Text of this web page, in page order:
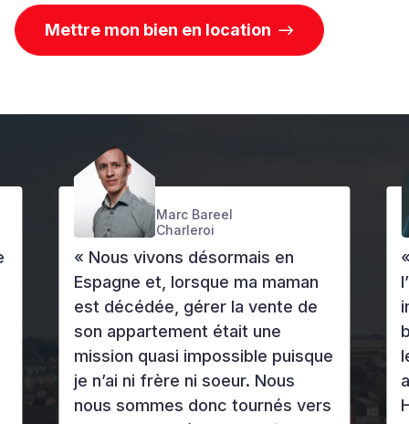
Mettre mon bien en location
Pierre Meurens
Charleroi
« Nous souhaitions investir dans
l’immobilier et cherchions un
immeuble. Les démarches furent
bien plus complexes que nous ne
le pensions au départ, entre
autres avec le cadastre.
Heureusement que nous n’étions